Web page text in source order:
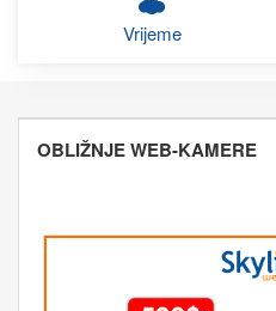
Vrijeme
OBLIŽNJE WEB-KAMERE